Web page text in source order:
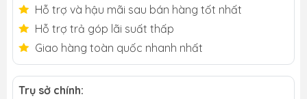
Hỗ trợ và hậu mãi sau bán hàng tốt nhất
Hỗ trợ trả góp lãi suất thấp
Giao hàng toàn quốc nhanh nhất
Trụ sở chính: